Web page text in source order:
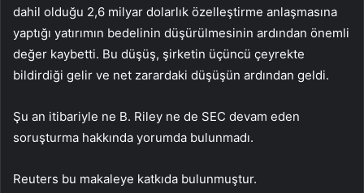
dahil olduğu 2,6 milyar dolarlık özelleştirme anlaşmasına
yaptığı yatırımın bedelinin düşürülmesinin ardından önemli
değer kaybetti. Bu düşüş, şirketin üçüncü çeyrekte
bildirdiği gelir ve net zarardaki düşüşün ardından geldi.
Şu an itibariyle ne B. Riley ne de SEC devam eden
soruşturma hakkında yorumda bulunmadı.
Reuters bu makaleye katkıda bulunmuştur.